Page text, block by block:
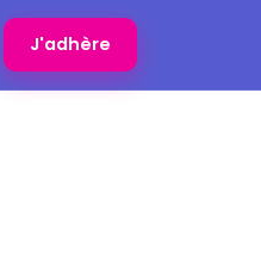
J'adhère